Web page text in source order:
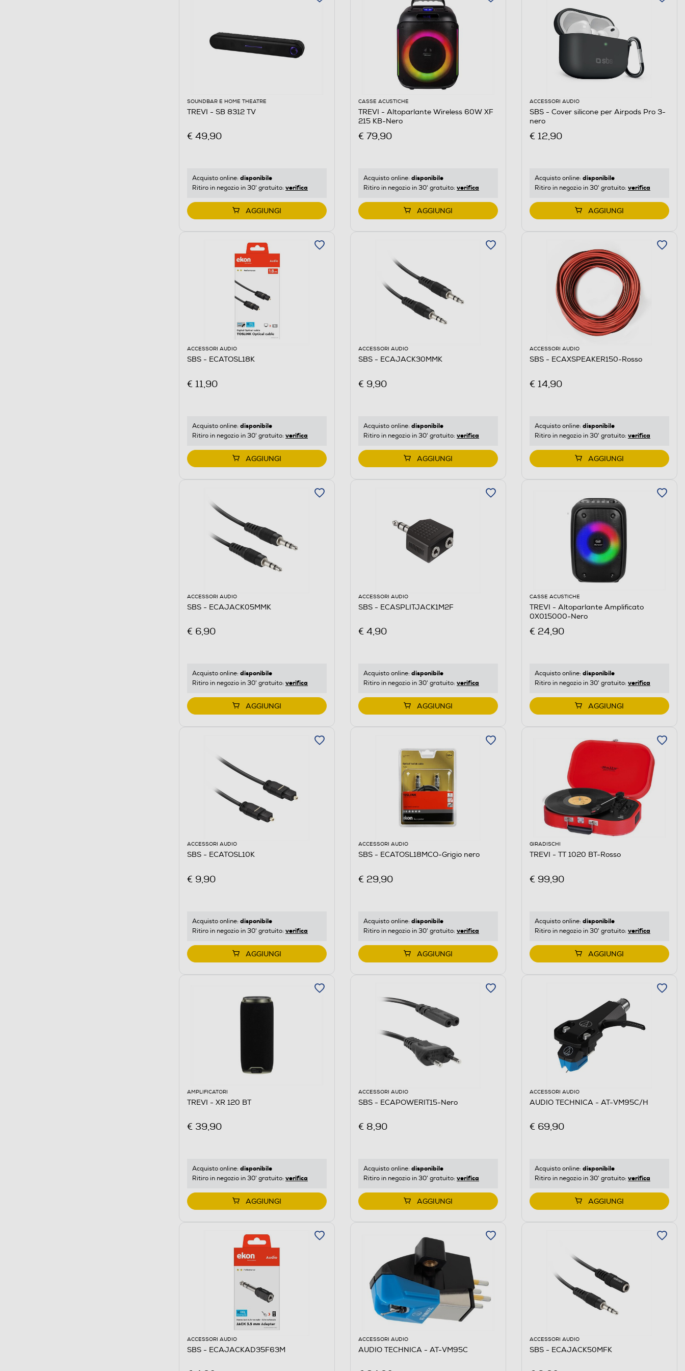
SOUNDBAR E HOME THEATRE
TREVI - SB 8312 TV
€ 49,90
Acquisto online: disponibile
Ritiro in negozio in 30' gratuito: verifica
AGGIUNGI
CASSE ACUSTICHE
TREVI - Altoparlante Wireless 60W XF
215 KB-Nero
€ 79,90
Acquisto online: disponibile
Ritiro in negozio in 30' gratuito: verifica
AGGIUNGI
ACCESSORI AUDIO
SBS - Cover silicone per Airpods Pro 3-
nero
€ 12,90
Acquisto online: disponibile
Ritiro in negozio in 30' gratuito: verifica
AGGIUNGI
ACCESSORI AUDIO
SBS - ECATOSL18K
€ 11,90
Acquisto online: disponibile
Ritiro in negozio in 30' gratuito: verifica
AGGIUNGI
ACCESSORI AUDIO
SBS - ECAJACK30MMK
€ 9,90
Acquisto online: disponibile
Ritiro in negozio in 30' gratuito: verifica
AGGIUNGI
ACCESSORI AUDIO
SBS - ECAXSPEAKER150-Rosso
€ 14,90
Acquisto online: disponibile
Ritiro in negozio in 30' gratuito: verifica
AGGIUNGI
ACCESSORI AUDIO
SBS - ECAJACK05MMK
€ 6,90
Acquisto online: disponibile
Ritiro in negozio in 30' gratuito: verifica
AGGIUNGI
ACCESSORI AUDIO
SBS - ECASPLITJACK1M2F
€ 4,90
Acquisto online: disponibile
Ritiro in negozio in 30' gratuito: verifica
AGGIUNGI
CASSE ACUSTICHE
TREVI - Altoparlante Amplificato
0X015000-Nero
€ 24,90
Acquisto online: disponibile
Ritiro in negozio in 30' gratuito: verifica
AGGIUNGI
ACCESSORI AUDIO
SBS - ECATOSL10K
€ 9,90
Acquisto online: disponibile
Ritiro in negozio in 30' gratuito: verifica
AGGIUNGI
ACCESSORI AUDIO
SBS - ECATOSL18MCO-Grigio nero
€ 29,90
Acquisto online: disponibile
Ritiro in negozio in 30' gratuito: verifica
AGGIUNGI
GIRADISCHI
TREVI - TT 1020 BT-Rosso
€ 99,90
Acquisto online: disponibile
Ritiro in negozio in 30' gratuito: verifica
AGGIUNGI
AMPLIFICATORI
TREVI - XR 120 BT
€ 39,90
Acquisto online: disponibile
Ritiro in negozio in 30' gratuito: verifica
AGGIUNGI
ACCESSORI AUDIO
SBS - ECAPOWERIT15-Nero
€ 8,90
Acquisto online: disponibile
Ritiro in negozio in 30' gratuito: verifica
AGGIUNGI
ACCESSORI AUDIO
AUDIO TECHNICA - AT-VM95C/H
€ 69,90
Acquisto online: disponibile
Ritiro in negozio in 30' gratuito: verifica
AGGIUNGI
ACCESSORI AUDIO
SBS - ECAJACKAD35F63M
ACCESSORI AUDIO
AUDIO TECHNICA - AT-VM95C
ACCESSORI AUDIO
SBS - ECAJACK50MFK